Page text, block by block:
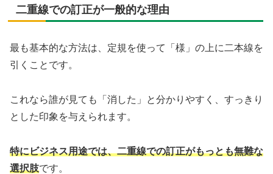
二重線での訂正が一般的な理由
最も基本的な方法は、定規を使って「様」の上に二本線を
引くことです。
これなら誰が見ても「消した」と分かりやすく、すっきり
とした印象を与えられます。
特にビジネス用途では、二重線での訂正がもっとも無難な
選択肢です。